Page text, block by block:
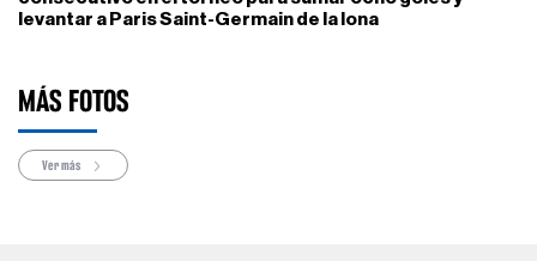
levantar a Paris Saint-Germain de la lona
MÁS FOTOS
Ver más